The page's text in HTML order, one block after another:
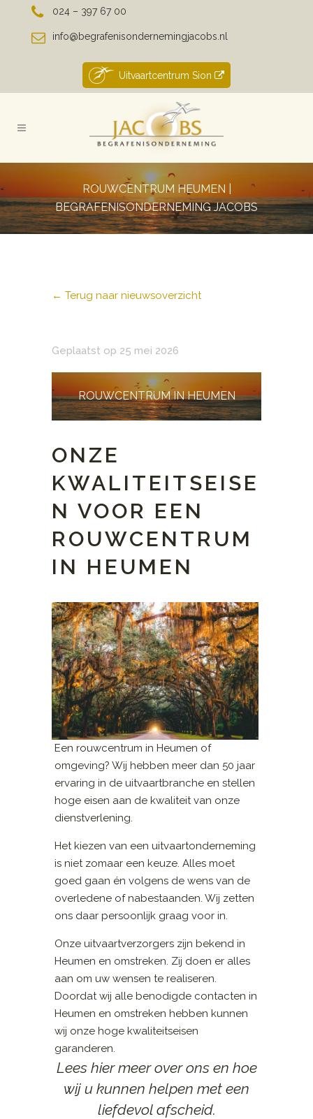
024 – 397 67 00
info@begrafenisondernemingjacobs.nl
Uitvaartcentrum Sion
ROUWCENTRUM HEUMEN |
BEGRAFENISONDERNEMING JACOBS
← Terug naar nieuwsoverzicht
Geplaatst op 25 mei 2026
ROUWCENTRUM IN HEUMEN
ONZE
KWALITEITSEISE
N VOOR EEN
ROUWCENTRUM
IN HEUMEN
Een rouwcentrum in Heumen of
omgeving? Wij hebben meer dan 50 jaar
ervaring in de uitvaartbranche en stellen
hoge eisen aan de kwaliteit van onze
dienstverlening.
Het kiezen van een uitvaartonderneming
is niet zomaar een keuze. Alles moet
goed gaan én volgens de wens van de
overledene of nabestaanden. Wij zetten
ons daar persoonlijk graag voor in.
Onze uitvaartverzorgers zijn bekend in
Heumen en omstreken. Zij doen er alles
aan om uw wensen te realiseren.
Doordat wij alle benodigde contacten in
Heumen en omstreken hebben kunnen
wij onze hoge kwaliteitseisen
garanderen.
Lees hier meer over ons en hoe
wij u kunnen helpen met een
liefdevol afscheid.